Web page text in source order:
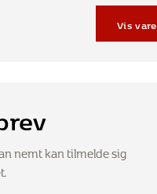
Vis vare
nemt kan tilmelde sig